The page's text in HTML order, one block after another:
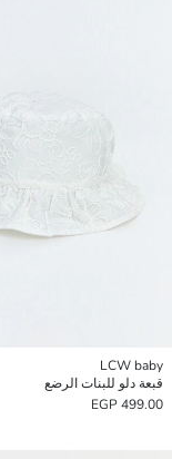
LCW baby
قبعة دلو للبنات الرضع
499.00 EGP